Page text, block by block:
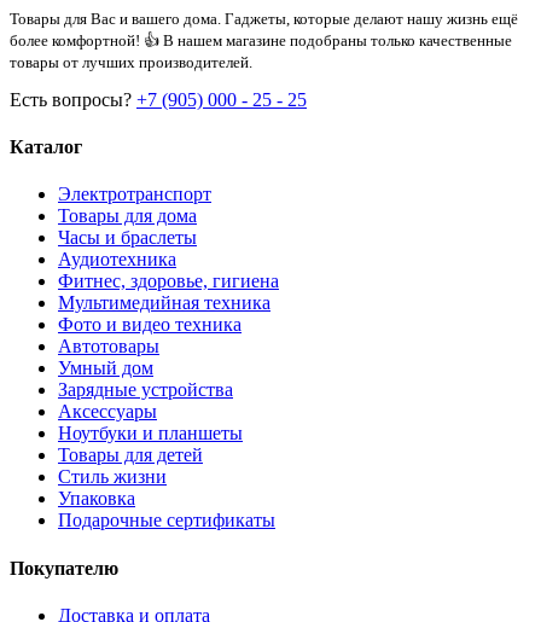
Товары для Вас и вашего дома. Гаджеты, которые делают нашу жизнь ещё
более комфортной! 👍 В нашем магазине подобраны только качественные
товары от лучших производителей.
Есть вопросы? +7 (905) 000 - 25 - 25
Каталог
Электротранспорт
Товары для дома
Часы и браслеты
Аудиотехника
Фитнес, здоровье, гигиена
Мультимедийная техника
Фото и видео техника
Автотовары
Умный дом
Зарядные устройства
Аксессуары
Ноутбуки и планшеты
Товары для детей
Стиль жизни
Упаковка
Подарочные сертификаты
Покупателю
Доставка и оплата